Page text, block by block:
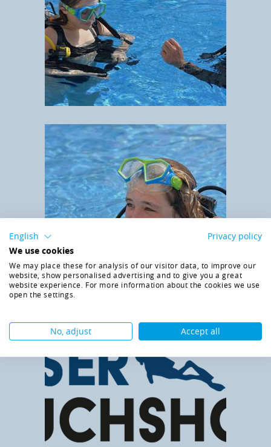
English Privacy policy
We use cookies
We may place these for analysis of our visitor data, to improve our
website, show personalised advertising and to give you a great
website experience. For more information about the cookies we use
open the settings.
No, adjust Accept all